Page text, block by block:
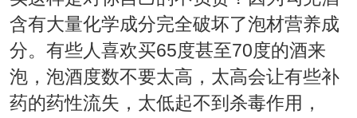
含有大量化学成分完全破坏了泡材营养成
分。有些人喜欢买65度甚至70度的酒来
泡，泡酒度数不要太高，太高会让有些补
药的药性流失，太低起不到杀毒作用，